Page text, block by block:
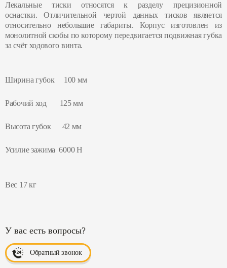
Лекальные тиски относятся к разделу прецизионной
оснастки. Отличительной чертой данных тисков является
относительно небольшие габариты. Корпус изготовлен из
монолитной скобы по которому передвигается подвижная губка
за счёт ходового винта.
Ширина губок 100 мм
Рабочий ход 125 мм
Высота губок 42 мм
Усилие зажима 6000 Н
Вес 17 кг
У вас есть вопросы?
Обратный звонок